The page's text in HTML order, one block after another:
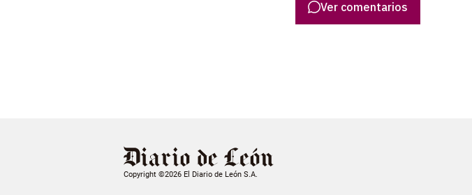
Ver comentarios
Copyright ©2026 El Diario de León S.A.